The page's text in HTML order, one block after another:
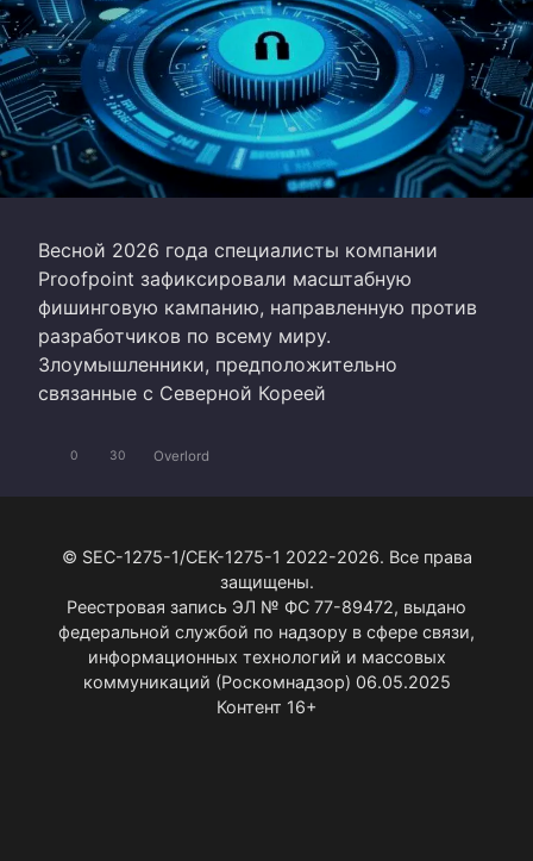
Весной 2026 года специалисты компании
Proofpoint зафиксировали масштабную
фишинговую кампанию, направленную против
разработчиков по всему миру.
Злоумышленники, предположительно
связанные с Северной Кореей
0 30 Overlord
© SEC-1275-1/СЕК-1275-1 2022-2026. Все права
защищены.
Реестровая запись ЭЛ № ФС 77-89472, выдано
федеральной службой по надзору в сфере связи,
информационных технологий и массовых
коммуникаций (Роскомнадзор) 06.05.2025
Контент 16+